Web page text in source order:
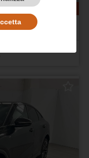
06/2019